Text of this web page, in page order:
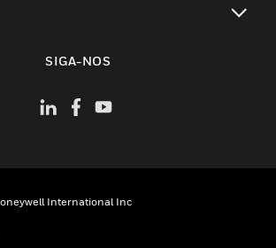
SIGA-NOS
International Inc